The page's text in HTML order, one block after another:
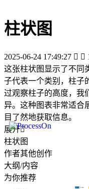
柱状图
2025-06-24 17:49:27  
这张柱状图显示了不同
子代表一个类别，柱子
过观察柱子的高度，我
异。这种图表非常适合
目了然地获取信息。
展开
柱状图
作者其他创作
大纲/内容
为你推荐